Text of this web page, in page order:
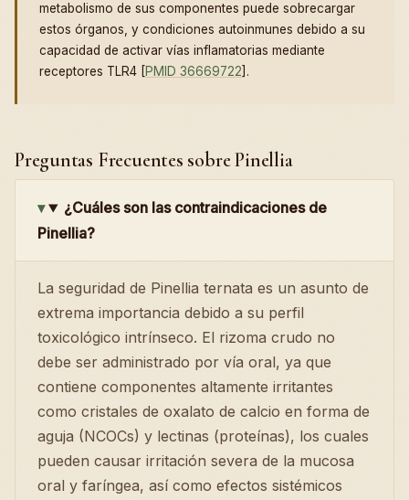
metabolismo de sus componentes puede sobrecargar
estos órganos, y condiciones autoinmunes debido a su
capacidad de activar vías inflamatorias mediante
receptores TLR4 [PMID 36669722].
Preguntas Frecuentes sobre Pinellia
¿Cuáles son las contraindicaciones de
Pinellia?
La seguridad de Pinellia ternata es un asunto de
extrema importancia debido a su perfil
toxicológico intrínseco. El rizoma crudo no
debe ser administrado por vía oral, ya que
contiene componentes altamente irritantes
como cristales de oxalato de calcio en forma de
aguja (NCOCs) y lectinas (proteínas), los cuales
pueden causar irritación severa de la mucosa
oral y faríngea, así como efectos sistémicos